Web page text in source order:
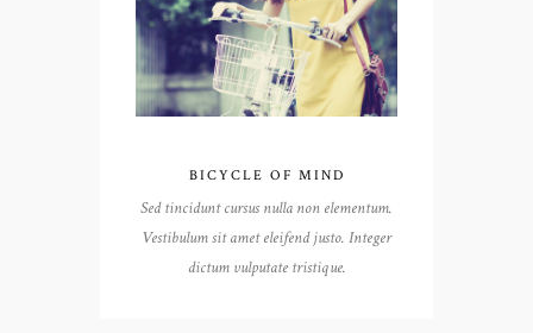
BICYCLE OF MIND
Sed tincidunt cursus nulla non elementum.
Vestibulum sit amet eleifend justo. Integer
dictum vulputate tristique.